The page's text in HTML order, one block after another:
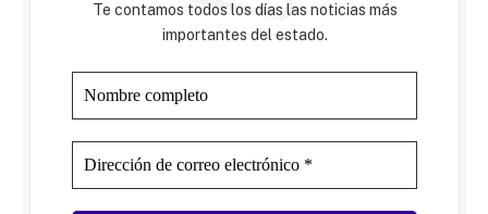
Te contamos todos los días las noticias más
importantes del estado.